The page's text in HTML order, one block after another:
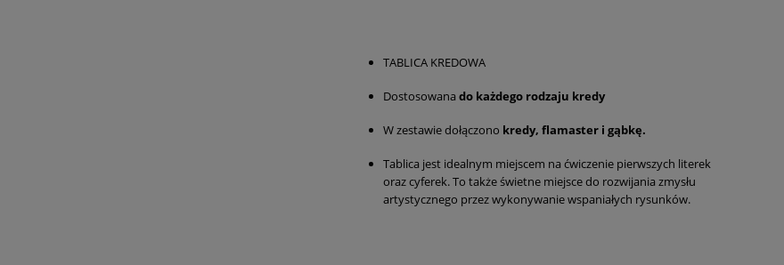
TABLICA KREDOWA
Dostosowana do każdego rodzaju kredy
W zestawie dołączono kredy, flamaster i gąbkę.
Tablica jest idealnym miejscem na ćwiczenie pierwszych literek
oraz cyferek. To także świetne miejsce do rozwijania zmysłu
artystycznego przez wykonywanie wspaniałych rysunków.